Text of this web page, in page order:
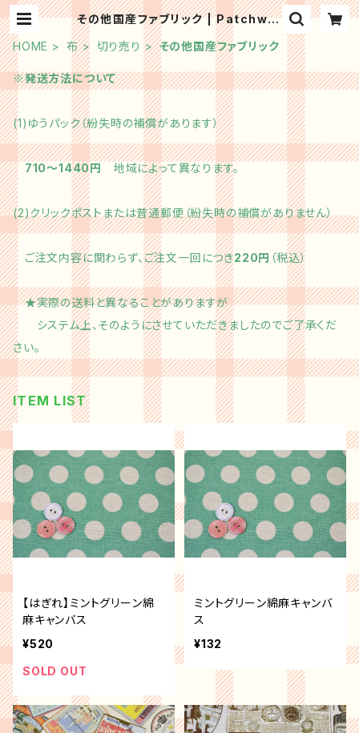
その他国産ファブリック | Patchwor
k kit shop HinaPatch
HOME
布 切り売り その他国産ファブリック
※発送方法について
(1)ゆうパック（紛失時の補償があります）
710～1440円 地域によって異なります。
(2)クリックポストまたは普通郵便（紛失時の補償がありません）
ご注文内容に関わらず、ご注文一回につき220円 （税込）
★実際の送料と異なることがありますが
システム上、そのようにさせていただきましたのでご了承くだ
さい。
ITEM LIST
【はぎれ】ミントグリーン綿
麻キャンバス
¥520
SOLD OUT
ミントグリーン綿麻キャンバ
ス
¥132